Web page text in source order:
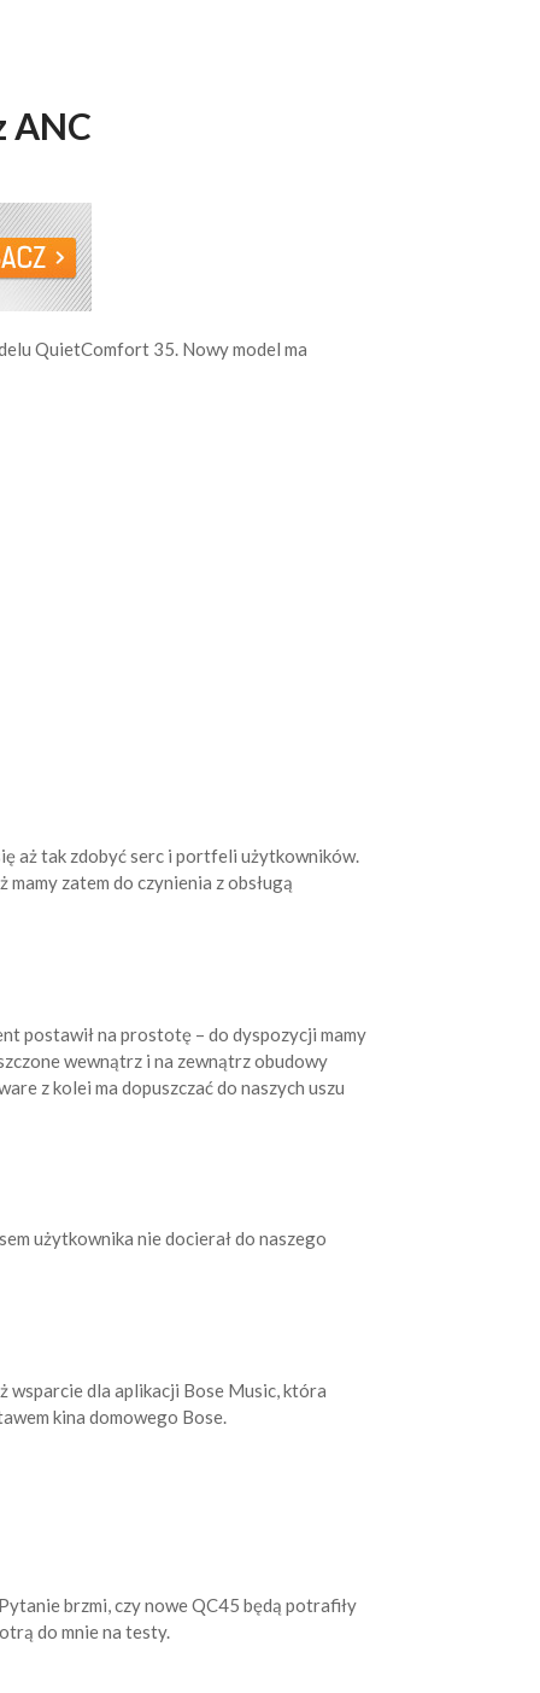
ANC
QuietComfort 35. Nowy model ma
aż tak zdobyć serc i portfeli użytkowników.
zatem do czynienia z obsługą
postawił na prostotę – do dyspozycji mamy
wewnątrz i na zewnątrz obudowy
z kolei ma dopuszczać do naszych uszu
użytkownika nie docierał do naszego
wsparcie dla aplikacji Bose Music, która
kina domowego Bose.
brzmi, czy nowe QC45 będą potrafiły
do mnie na testy.